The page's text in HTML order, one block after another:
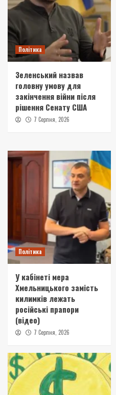
Політика
Зеленський назвав
головну умову для
закінчення війни після
рішення Сенату США
7 Серпня, 2026
Політика
У кабінеті мера
Хмельницького замість
килимків лежать
російські прапори
(відео)
7 Серпня, 2026